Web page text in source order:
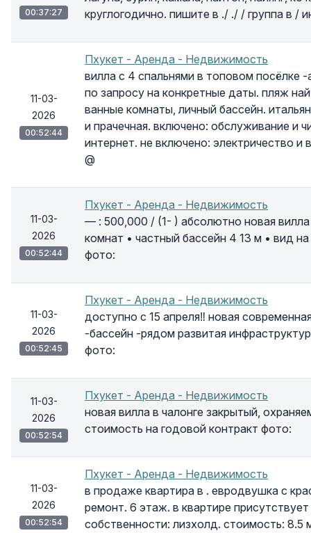
00:37:27
круглогодично. пишите в ./ ./ / группа в /
11-03-
2026
00:52:44
Пхукет - Аренда - Недвижимость
вилла с 4 спальнями в топовом посёлке
по запросу на конкретные даты. пляж
ванные комнаты, личный бассейн.
и прачечная. включено: обслуживание и
интернет. не включено: электричество и
@
11-03-
2026
00:52:44
Пхукет - Аренда - Недвижимость
— : 500,000 / (1- ) абсолютно новая
комнат • частный бассейн 4 13 м • вид
фото:
11-03-
2026
00:52:45
Пхукет - Аренда - Недвижимость
доступно с 15 апреля‼ новая
-бассейн -рядом развитая
фото:
11-03-
2026
00:52:54
Пхукет - Аренда - Недвижимость
новая вилла в чалонге закрытый,
стоимость на годовой контракт фото:
11-03-
2026
00:52:54
Пхукет - Аренда - Недвижимость
в продаже квартира в . евродвушка с
ремонт. 6 этаж. в квартире
собственности: лизхолд. стоимость: 8.5